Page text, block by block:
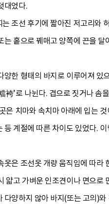
대었다.
조선 후기에 짧아진 저고리와
는 홑으로 꿰매고 양쪽에 끈을
양한 형태의 바지로 이루어져 있
袴’로 나뉜다. 겹으로 짓거나 솜
은 치마와 속치마 아래에 입는
등 계절에 따른 차이도 있었다.
옷은 조선옷 개량 움직임에 따
얇고 가벼운 인조견이나 면으로
다양하지 않아 바지(또는 고의)